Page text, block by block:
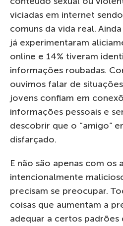
viciadas em internet
comuns da vida real.
já experimentaram
online e 14% tiveram
informações roubadas.
ouvimos falar de
jovens confiam em
informações pessoais e
descobrir que o “amigo”
disfarçado.
E não são apenas com os
intencionalmente
precisam se preocupar.
coisas que aumentam a
adequar a certos